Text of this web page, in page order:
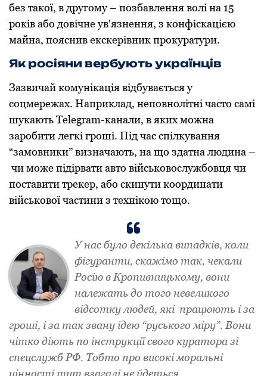
без такої, в другому – позбавлення волі на 15
років або довічне ув'язнення, з конфіскацією
майна, пояснив екскерівник прокуратури.
Як росіяни вербують українців
Зазвичай комунікація відбувається у
соцмережах. Наприклад, неповнолітні часто самі
шукають Telegram-канали, в яких можна
заробити легкі гроші. Під час спілкування
“замовники” визначають, на що здатна людина –
чи може підірвати авто військовослужбовця чи
поставити трекер, або скинути координати
військової частини з технікою тощо.
У нас було декілька випадків, коли
фігуранти, скажімо так, чекали
Росію в Кропивницькому, вони
належать до того невеликого
відсотку людей, які працюють і за
гроші, і за так звану ідею “руського міру”. Вони
чітко діють по інструкції свого куратора зі
спецслужб РФ. Тобто про високі моральні
цінності тут взагалі не йдеться.